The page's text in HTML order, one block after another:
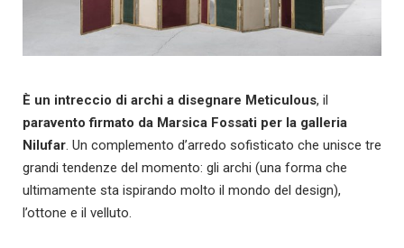
È un intreccio di archi a disegnare Meticulous, il
paravento firmato da Marsica Fossati per la galleria
Nilufar. Un complemento d’arredo sofisticato che unisce tre
grandi tendenze del momento: gli archi (una forma che
ultimamente sta ispirando molto il mondo del design),
l’ottone e il velluto.